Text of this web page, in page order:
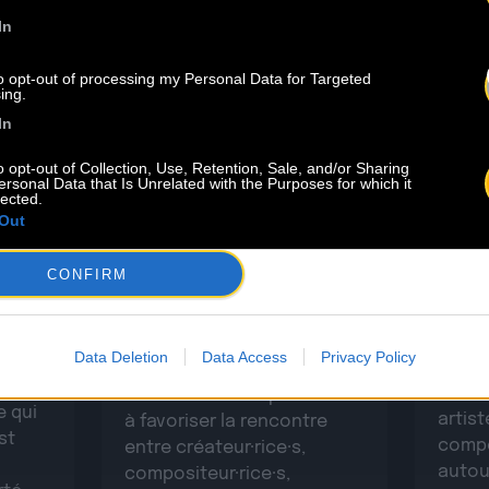
opt-out of processing my Personal Data for Targeted
opt-out of Collection, Use, Retention, Sale, and/or Sharing
Data that Is Unrelated with the Purposes for which it
CONFIRM
Data Deletion Data Access Privacy Policy
qui
INSCRIPTION AU BACO
Baco Publishing ouvre
l’appel à candidatures pour
la deuxième édition de son
camp d’écriture à
Bordeaux. Ce dispositif vise
à favoriser la rencontre
entre créateur·rice·s,
compositeur·rice·s,
Pour